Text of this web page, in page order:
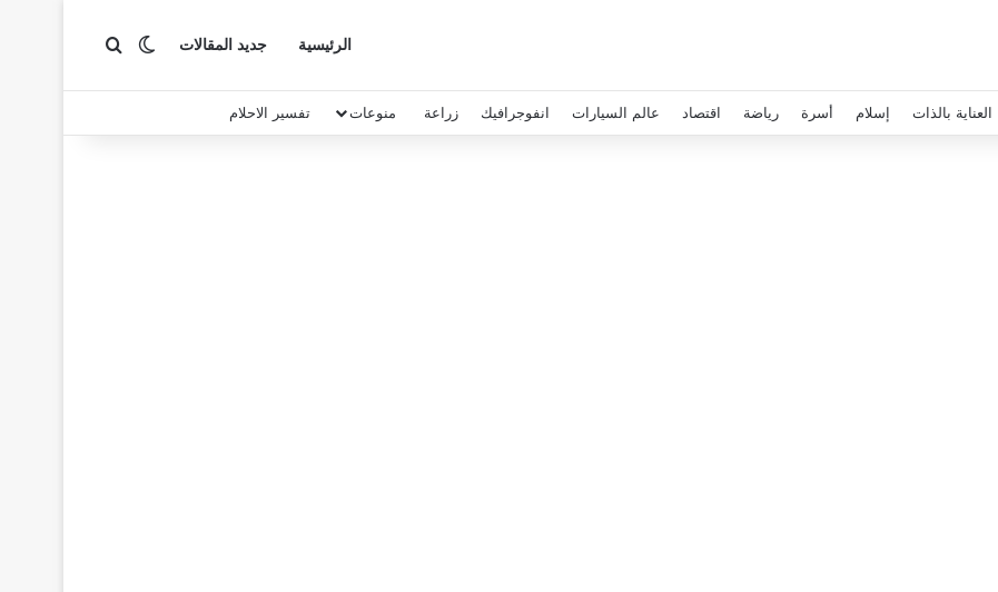
الرئيسية جديد المقالات الوضع المظلم
بحث عن
العناية بالذات إسلام أسرة رياضة اقتصاد عالم السيارات انفوجرافيك زراعة منوعات تفسير الاحلام